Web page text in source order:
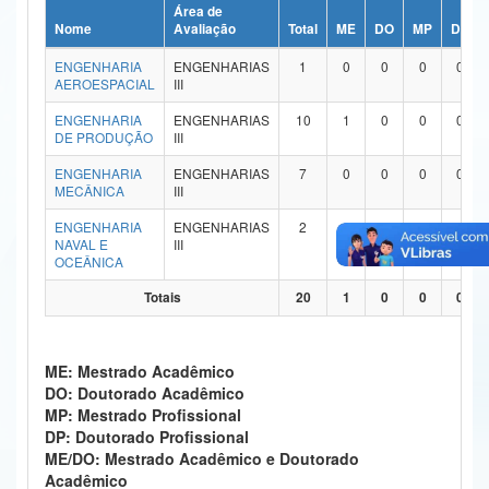
Ministério da Ciência, Tecnologia, Inovações e Comunicações
Ministério do Meio Ambiente
Ministério do Turismo
Ministério do Desenvolvimento Regional
Controladoria-Geral da União
Ministério da Mulher, da Família e dos Direitos Humanos
Gabinete de Segurança Institucional
Advocacia-Geral da União
Banco Central do Brasil
Nome
Área de
Avaliação
Total ME DO MP DP
ENGENHARIA
AEROESPACIAL
ENGENHARIAS
III
1 0 0 0 0
ENGENHARIA
DE PRODUÇÃO
ENGENHARIAS
III
10 1 0 0 0
ENGENHARIA
MECÂNICA
ENGENHARIAS
III
7 0 0 0 0
ENGENHARIA
NAVAL E
OCEÂNICA
ENGENHARIAS
III
2 0 0 0 0
Totais 20 1 0 0 0
ME: Mestrado Acadêmico
DO: Doutorado Acadêmico
MP: Mestrado Profissional
DP: Doutorado Profissional
ME/DO: Mestrado Acadêmico e Doutorado
Acadêmico